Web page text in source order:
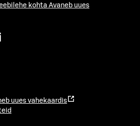
kohta Avaneb uues
uues vahekaardis